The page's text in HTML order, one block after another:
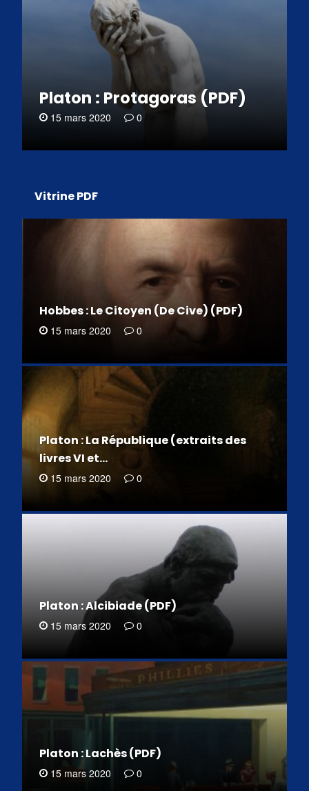
Platon : Protagoras (PDF)
15 mars 2020 0
Vitrine PDF
Hobbes : Le Citoyen (De Cive) (PDF)
15 mars 2020 0
Platon : La République (extraits des
livres VI et…
15 mars 2020 0
Platon : Alcibiade (PDF)
15 mars 2020 0
Platon : Lachès (PDF)
15 mars 2020 0